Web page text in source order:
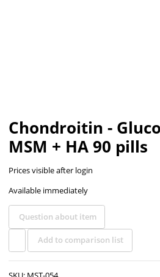
Chondroitin -
MSM + HA 90 pills
Prices visible after login
Available immediately
Question about item
Add to comparison list